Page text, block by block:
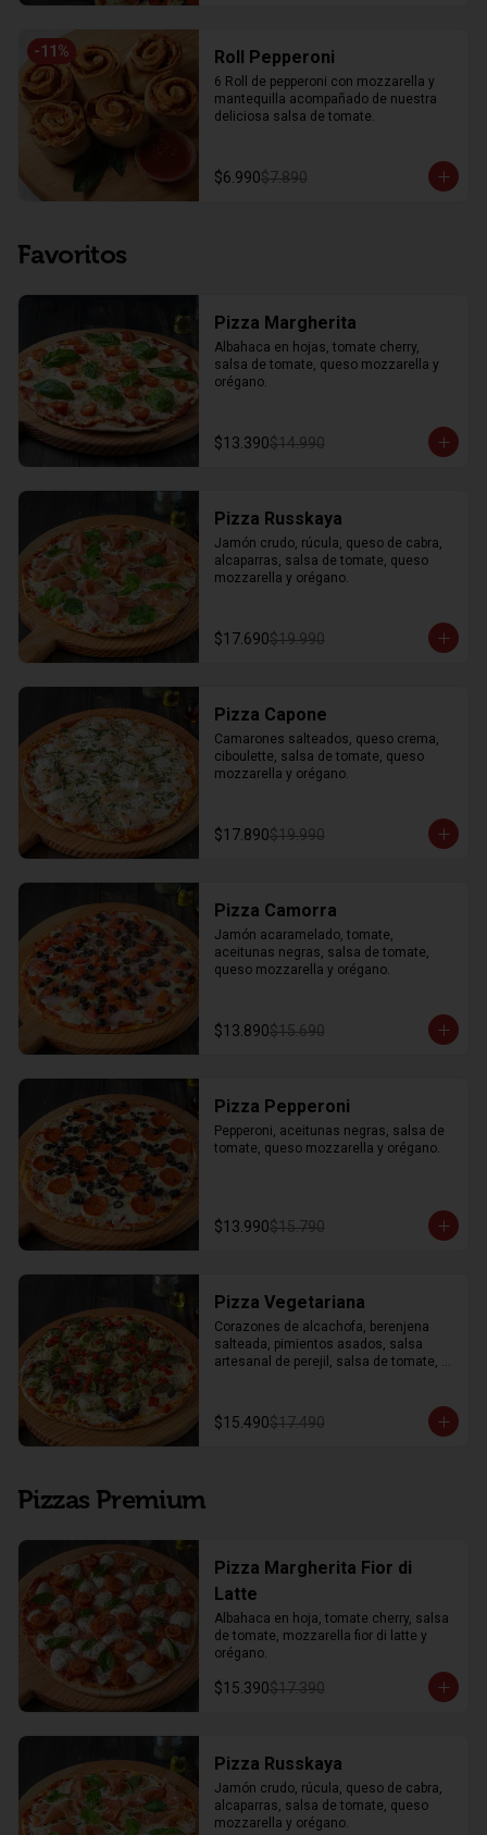
-11 % Roll Pepperoni
6 Roll de pepperoni con mozzarella y
mantequilla acompañado de nuestra
deliciosa salsa de tomate.
$6.990$7.890
Favoritos
Pizza Margherita
Albahaca en hojas, tomate cherry,
salsa de tomate, queso mozzarella y
orégano.
$13.390$14.990
Pizza Russkaya
Jamón crudo, rúcula, queso de cabra,
alcaparras, salsa de tomate, queso
mozzarella y orégano.
$17.690$19.990
Pizza Capone
Camarones salteados, queso crema,
ciboulette, salsa de tomate, queso
mozzarella y orégano.
$17.890$19.990
Pizza Camorra
Jamón acaramelado, tomate,
aceitunas negras, salsa de tomate,
queso mozzarella y orégano.
$13.890$15.690
Pizza Pepperoni
Pepperoni, aceitunas negras, salsa de
tomate, queso mozzarella y orégano.
$13.990$15.790
Pizza Vegetariana
Corazones de alcachofa, berenjena
salteada, pimientos asados, salsa
artesanal de perejil, salsa de tomate,
$15.490$17.490
Pizzas Premium
Pizza Margherita Fior di
Latte
Albahaca en hoja, tomate cherry, salsa
de tomate, mozzarella fior di latte y
orégano.
$15.390$17.390
Pizza Russkaya
Jamón crudo, rúcula, queso de cabra,
alcaparras, salsa de tomate, queso
mozzarella y orégano.